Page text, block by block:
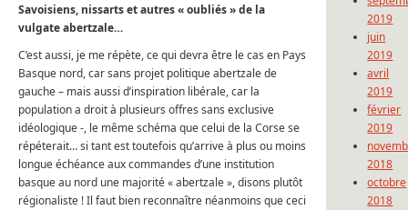
Savoisiens, nissarts et autres « oubliés » de la
vulgate abertzale…
C’est aussi, je me répète, ce qui devra être le cas en Pays
Basque nord, car sans projet politique abertzale de
gauche – mais aussi d’inspiration libérale, car la
population a droit à plusieurs offres sans exclusive
idéologique -, le même schéma que celui de la Corse se
répéterait… si tant est toutefois qu’arrive à plus ou moins
longue échéance aux commandes d’une institution
basque au nord une majorité « abertzale », disons plutôt
régionaliste ! Il faut bien reconnaître néanmoins que ceci
2019
juin
2019
avril
2019
février
2019
2018
octobre
2018